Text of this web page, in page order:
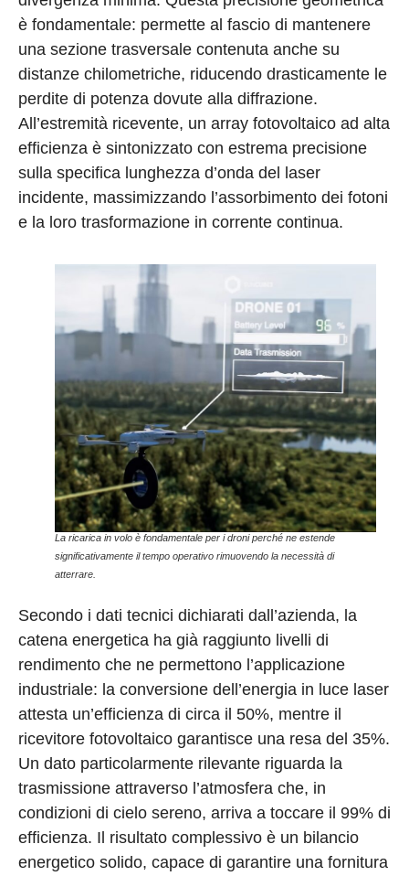
è fondamentale: permette al fascio di mantenere
una sezione trasversale contenuta anche su
distanze chilometriche, riducendo drasticamente le
perdite di potenza dovute alla diffrazione.
All’estremità ricevente, un array fotovoltaico ad alta
efficienza è sintonizzato con estrema precisione
sulla specifica lunghezza d’onda del laser
incidente, massimizzando l’assorbimento dei fotoni
e la loro trasformazione in corrente continua.
La ricarica in volo è fondamentale per i droni perché ne estende
significativamente il tempo operativo rimuovendo la necessità di
atterrare.
Secondo i dati tecnici dichiarati dall’azienda, la
catena energetica ha già raggiunto livelli di
rendimento che ne permettono l’applicazione
industriale: la conversione dell’energia in luce laser
attesta un’efficienza di circa il 50%, mentre il
ricevitore fotovoltaico garantisce una resa del 35%.
Un dato particolarmente rilevante riguarda la
trasmissione attraverso l’atmosfera che, in
condizioni di cielo sereno, arriva a toccare il 99% di
efficienza. Il risultato complessivo è un bilancio
energetico solido, capace di garantire una fornitura